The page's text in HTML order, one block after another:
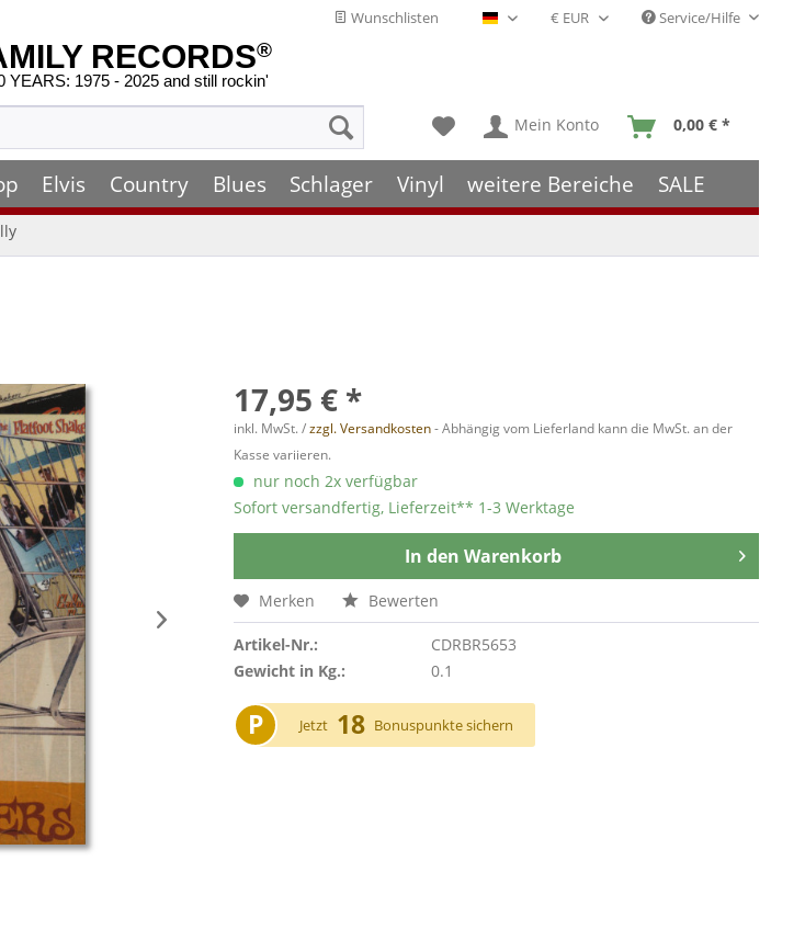
Wunschlisten Deutsch - DE Service/Hilfe
RECORDS®
YEARS: 1975 - 2025 and still rockin'
Mein Konto 0,00 € *
Elvis Country Blues Schlager Vinyl weitere Bereiche SALE
17,95 € *
inkl. MwSt. /zzgl. Versandkosten- Abhängig vom Lieferland kann die MwSt. an der
Kasse variieren.
nur noch 2x verfügbar
Sofort versandfertig, Lieferzeit** 1-3 Werktage
In den Warenkorb
Merken Bewerten
Artikel-Nr.:
CDRBR5653
Gewicht in Kg.:
0.1
P Jetzt 18 Bonuspunkte sichern